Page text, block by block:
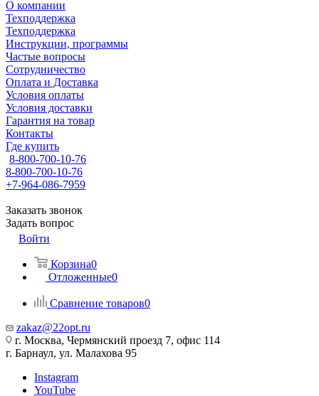
О компании
Техподдержка
Техподдержка
Инструкции, программы
Частые вопросы
Сотрудничество
Оплата и Доставка
Условия оплаты
Условия доставки
Гарантия на товар
Контакты
Где купить
8-800-700-10-76
8-800-700-10-76
+7-964-086-7959
Заказать звонок
Задать вопрос
Войти
Корзина0
Отложенные0
Сравнение товаров0
zakaz@22opt.ru
г. Москва, Чермянский проезд 7, офис 114
г. Барнаул, ул. Малахова 95
Instagram
YouTube